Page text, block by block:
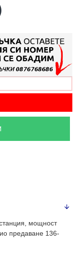
мощност
предаване 136-